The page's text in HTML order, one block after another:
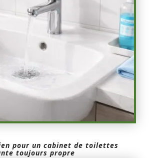
pour un cabinet de toilettes
toujours propre